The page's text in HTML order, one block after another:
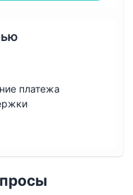
платежа